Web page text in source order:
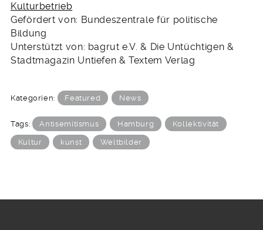
Kulturbetrieb
Gefördert von: Bundeszentrale für politische
Bildung
Unterstützt von: bagrut e.V. & Die Untüchtigen &
Stadtmagazin Untiefen & Textem Verlag
Kategorien: Featured News
Tags: Antisemitismus Hamburg Kollektivität
Kultur kunst Weltbilder